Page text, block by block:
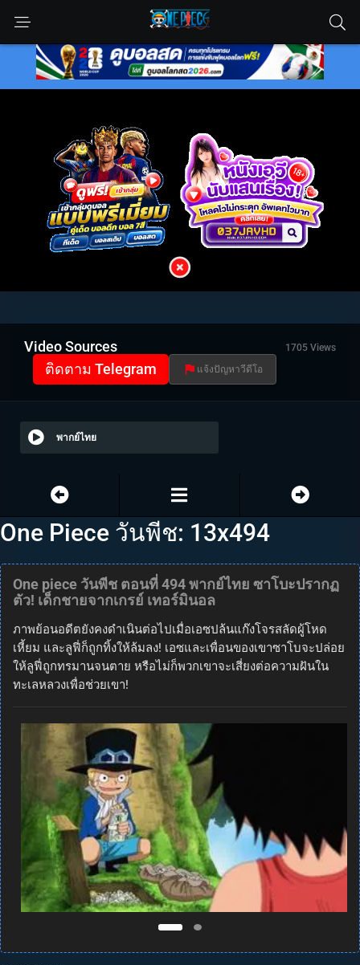
Video Sources 1705 Views
ติดตาม Telegram แจ้งปัญหาวีดีโอ
พากย์ไทย
One Piece วันพีช: 13x494
One piece วันพีช ตอนที่ 494 พากย์ไทย ซาโบะปรากฏ
ตัว! เด็กชายจากเกรย์ เทอร์มินอล
ภาพย้อนอดีตยังคงดำเนินต่อไปเมื่อเอซปล้นแก๊งโจรสลัดผู้โหด
เหี้ยม และลูฟี่ก็ถูกทิ้งให้ล้มลง! เอซและเพื่อนของเขาซาโบจะปล่อย
ให้ลูฟี่ถูกทรมานจนตาย หรือไม่ก็พวกเขาจะเสี่ยงต่อความฝันใน
ทะเลหลวงเพื่อช่วยเขา!